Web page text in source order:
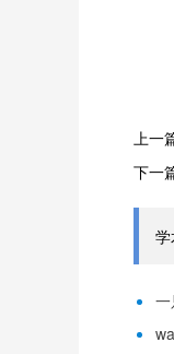
上一
下一